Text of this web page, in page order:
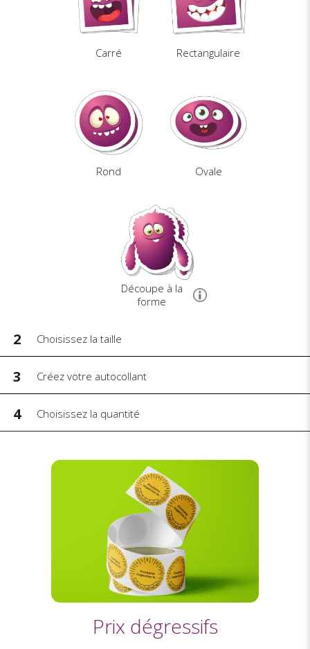
Carré Rectangulaire
Rond Ovale
Découpe à la
forme
2 Choisissez la taille
3 Créez votre autocollant
4 Choisissez la quantité
Prix dégressifs